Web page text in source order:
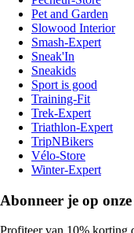
Pet and Garden
Slowood Interior
Smash-Expert
Sneak'In
Sneakids
Sport is good
Training-Fit
Trek-Expert
Triathlon-Expert
TripNBikers
Vélo-Store
Winter-Expert
Abonneer je op